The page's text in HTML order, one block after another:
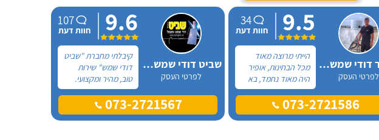
אופיר דודי שמש וחשמל
לפרטי העסק
9.5
34
חוות דעת
הייתי מרוצה מאוד
מכל הבחינות, אופיר
היה מאוד נחמד, בא
לפני לראות את
המיקום של ההתקנה,
המחיר היה הוגן מאוד.073-2721586
שביט דודי שמש וחשמל בע"מ
לפרטי העסק
9.6
107
חוות דעת
קיבלתי מחברת "שביט
דודי שמש" שירות
טוב, מהיר ומקצועי.
הזמנתי אותם לא
מזמן, כשהתפוצץ לי
הדוד שמש של
073-2721567